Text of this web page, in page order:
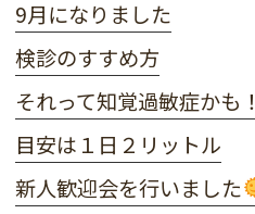
9月になりました
検診のすすめ方
それって知覚過敏症かも！
目安は１日２リットル
新人歓迎会を行いました